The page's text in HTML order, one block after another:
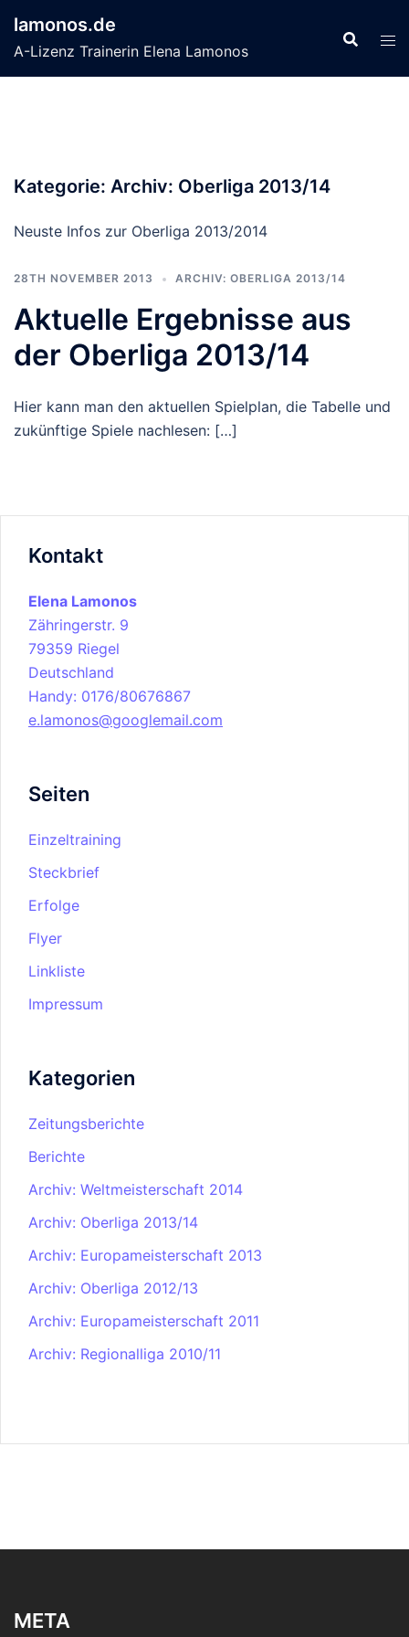
Inhalt
springen
lamonos.de
A-Lizenz Trainerin Elena Lamonos
Kategorie: Archiv: Oberliga 2013/14
Neuste Infos zur Oberliga 2013/2014
28TH NOVEMBER 2013 ARCHIV: OBERLIGA 2013/14
Aktuelle Ergebnisse aus
der Oberliga 2013/14
Hier kann man den aktuellen Spielplan, die Tabelle und
zukünftige Spiele nachlesen: […]
Kontakt
Elena Lamonos
Zähringerstr. 9
79359 Riegel
Deutschland
Handy: 0176/80676867
e.lamonos@googlemail.com
Seiten
Einzeltraining
Steckbrief
Erfolge
Flyer
Linkliste
Impressum
Kategorien
Zeitungsberichte
Berichte
Archiv: Weltmeisterschaft 2014
Archiv: Oberliga 2013/14
Archiv: Europameisterschaft 2013
Archiv: Oberliga 2012/13
Archiv: Europameisterschaft 2011
Archiv: Regionalliga 2010/11
META